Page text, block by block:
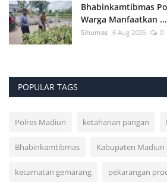
Bhabinkamtibmas
Warga Manfaatkan ...
Sihumas 6 Aug 2026 0
POPULAR TAGS
Polres Madiun ketahanan pangan
Bhabinkamtibmas Kabupaten Madiun
kecamatan gemarang pekarangan